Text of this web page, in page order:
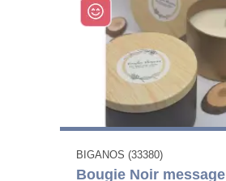
BIGANOS (33380)
Bougie Noir message